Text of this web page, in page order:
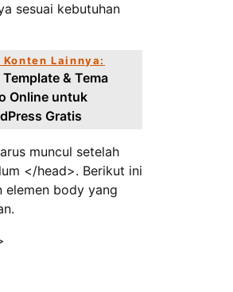
sesuai kebutuhan
Konten Lainnya:
& Tema
Online untuk
Gratis
muncul setelah
</head>. Berikut ini
elemen body yang